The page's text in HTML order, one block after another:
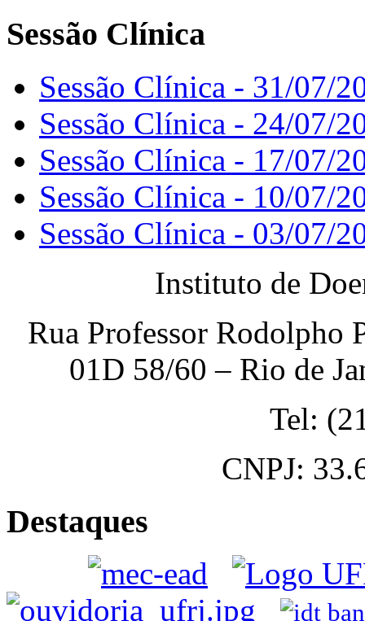
Sessão Clínica
Sessão Clínica - 31/07/
Sessão Clínica - 24/07/
Sessão Clínica - 17/07/
Sessão Clínica - 10/07/
Sessão Clínica - 03/07/
Instituto de
Rua Professor Rodolpho
01D 58/60 – Rio de
Tel:
CNPJ:
Destaques